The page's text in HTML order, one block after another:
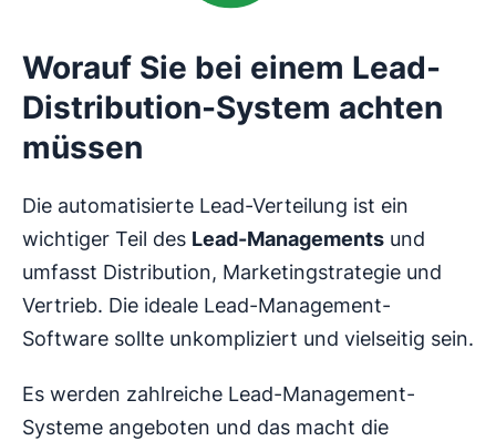
Worauf Sie bei einem Lead-
Distribution-System achten
müssen
Die automatisierte Lead-Verteilung ist ein
wichtiger Teil des Lead-Managements und
umfasst Distribution, Marketingstrategie und
Vertrieb. Die ideale Lead-Management-
Software sollte unkompliziert und vielseitig sein.
Es werden zahlreiche Lead-Management-
Systeme angeboten und das macht die